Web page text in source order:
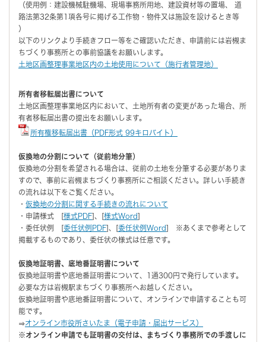
（使用例：建設機械駐機場、現場事務所用地、建設資材等の置場、 道
路法第32条第1項各号に掲げる工作物・物件又は施設を設けるとき等
）
以下のリンクより手続きフロー等をご確認いただき、申請前には岩槻ま
ちづくり事務所との事前協議をお願いします。
土地区画整理事業地区内の土地使用について（施行者管理地）
所有者移転届出書について
土地区画整理事業地区内において、土地所有者の変更があった場合、所
有者移転届出書の提出をお願いします。
所有権移転届出書（PDF形式 99キロバイト）
仮換地の分割について（従前地分筆）
仮換地の分割を希望される場合は、従前の土地を分筆する必要がありま
すので、事前に岩槻まちづくり事務所にご相談ください。詳しい手続き
の流れは以下をご覧ください。
・ 仮換地の分割に関する手続きの流れについて
・申請様式 [様式PDF]、[様式Word]
・委任状例 [委任状例PDF]、[委任状例Word] ※あくまで参考として
掲載するものであり、委任状の様式は任意です。
仮換地証明書、底地番証明書について
仮換地証明書や底地番証明書について、1通300円で発行しています。
必要な方は岩槻駅まちづくり事務所へお越しください。
仮換地証明書や底地番証明書について、オンラインで申請することも可
能です。
⇒オンライン市役所さいたま（電子申請・届出サービス）
※オンライン申請でも証明書の交付は、まちづくり事務所での手渡しに